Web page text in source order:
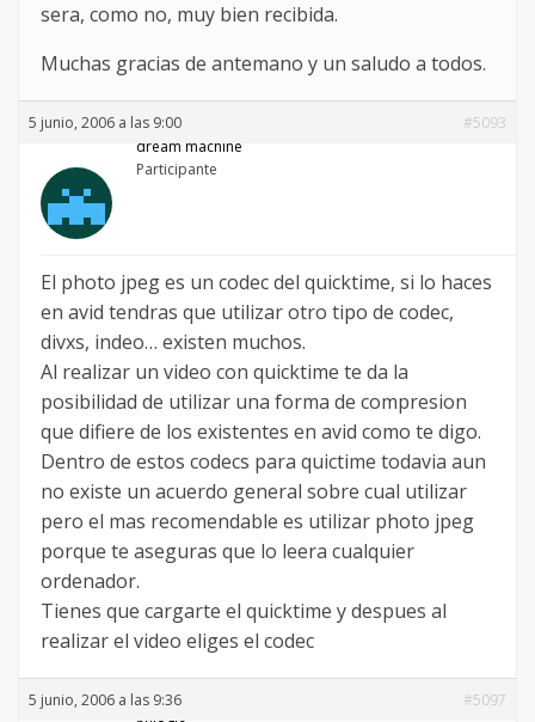
sera, como no, muy bien recibida.
Muchas gracias de antemano y un saludo a todos.
5 junio, 2006 a las 9:00
#5093
dream machine
Participante
El photo jpeg es un codec del quicktime, si lo haces
en avid tendras que utilizar otro tipo de codec,
divxs, indeo… existen muchos.
Al realizar un video con quicktime te da la
posibilidad de utilizar una forma de compresion
que difiere de los existentes en avid como te digo.
Dentro de estos codecs para quictime todavia aun
no existe un acuerdo general sobre cual utilizar
pero el mas recomendable es utilizar photo jpeg
porque te aseguras que lo leera cualquier
ordenador.
Tienes que cargarte el quicktime y despues al
realizar el video eliges el codec
5 junio, 2006 a las 9:36
#5097